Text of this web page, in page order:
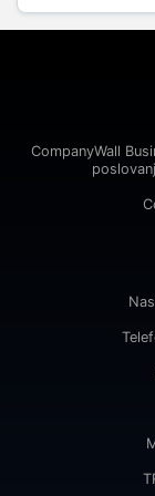
CompanyWall